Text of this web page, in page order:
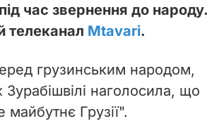
час звернення до народу.
телеканал Mtavari.
грузинським народом,
наголосила, що
Грузії".